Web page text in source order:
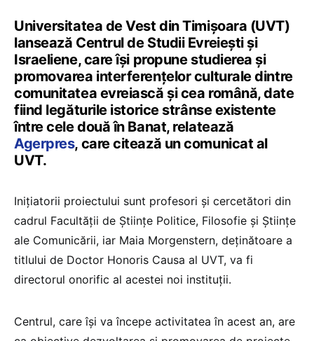
Universitatea de Vest din Timişoara (UVT)
lansează Centrul de Studii Evreieşti şi
Israeliene, care îşi propune studierea şi
promovarea interferenţelor culturale dintre
comunitatea evreiască şi cea română, date
fiind legăturile istorice strânse existente
între cele două în Banat, relatează
Agerpres, care citează un comunicat al
UVT.
Inițiatorii proiectului sunt profesori şi cercetători din
cadrul Facultăţii de Ştiinţe Politice, Filosofie şi Ştiinţe
ale Comunicării, iar Maia Morgenstern, deţinătoare a
titlului de Doctor Honoris Causa al UVT, va fi
directorul onorific al acestei noi instituţii.
Centrul, care îşi va începe activitatea în acest an, are